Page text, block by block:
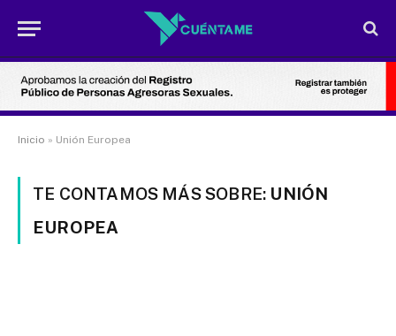
Inicio » Unión Europea
TE CONTAMOS MÁS SOBRE: UNIÓN
EUROPEA